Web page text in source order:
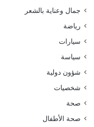
جمال وعناية بالشعر
رياضة
سيارات
سياسة
شؤون دولية
شخصيات
صحة
صحة الأطفال